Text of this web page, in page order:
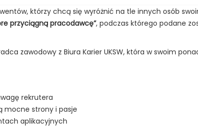
którzy chcą się wyróżnić na tle innych osób
przyciągną pracodawcę”, podczas którego podane
zawodowy z Biura Karier UKSW, która w swoim
rekrutera
mocne strony i pasje
aplikacyjnych